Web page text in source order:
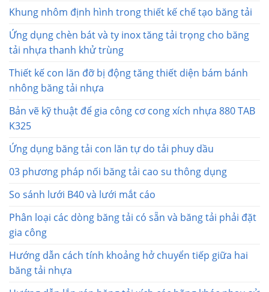
Khung nhôm định hình trong thiết kế chế tạo băng tải
Ứng dụng chèn bát và ty inox tăng tải trọng cho băng
tải nhựa thanh khử trùng
Thiết kế con lăn đỡ bị động tăng thiết diện bám bánh
nhông băng tải nhựa
Bản vẽ kỹ thuật để gia công cơ cong xích nhựa 880 TAB
K325
Ứng dụng băng tải con lăn tự do tải phuy dầu
03 phương pháp nối băng tải cao su thông dụng
So sánh lưới B40 và lưới mắt cáo
Phân loại các dòng băng tải có sẵn và băng tải phải đặt
gia công
Hướng dẫn cách tính khoảng hở chuyển tiếp giữa hai
băng tải nhựa